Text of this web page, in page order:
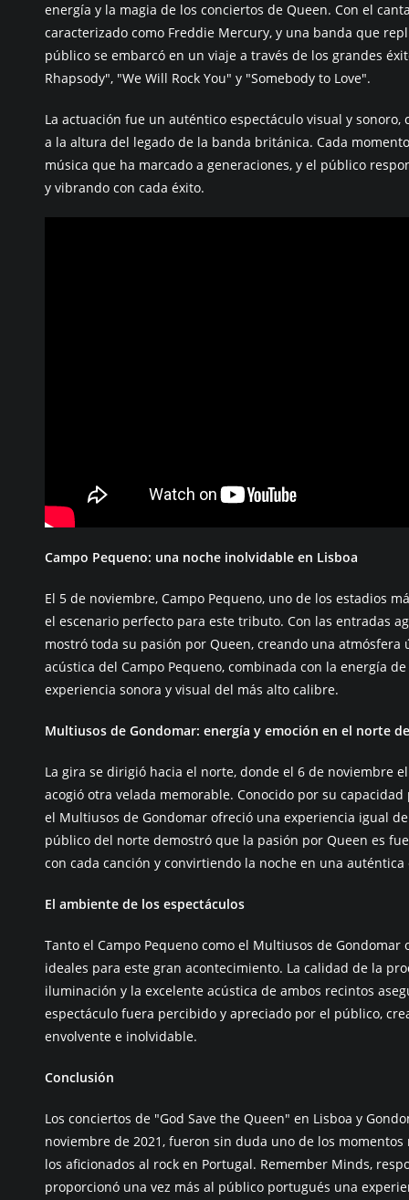
energía y la magia de los conciertos de Queen. Con el
caracterizado como Freddie Mercury, y una banda que
público se embarcó en un viaje a través de los grandes
Rhapsody", "We Will Rock You" y "Somebody to Love".
La actuación fue un auténtico espectáculo visual y
a la altura del legado de la banda británica. Cada
música que ha marcado a generaciones, y el público
y vibrando con cada éxito.
Campo Pequeno: una noche inolvidable en Lisboa
El 5 de noviembre, Campo Pequeno, uno de los estadios
el escenario perfecto para este tributo. Con las entradas
mostró toda su pasión por Queen, creando una atmósfera
acústica del Campo Pequeno, combinada con la energía
experiencia sonora y visual del más alto calibre.
Multiusos de Gondomar: energía y emoción en el norte
La gira se dirigió hacia el norte, donde el 6 de noviembre
acogió otra velada memorable. Conocido por su
el Multiusos de Gondomar ofreció una experiencia igual
público del norte demostró que la pasión por Queen es
con cada canción y convirtiendo la noche en una
El ambiente de los espectáculos
Tanto el Campo Pequeno como el Multiusos de
ideales para este gran acontecimiento. La calidad de la
iluminación y la excelente acústica de ambos recintos
espectáculo fuera percibido y apreciado por el público,
envolvente e inolvidable.
Conclusión
Los conciertos de "God Save the Queen" en Lisboa y
noviembre de 2021, fueron sin duda uno de los
los aficionados al rock en Portugal. Remember Minds,
proporcionó una vez más al público portugués una